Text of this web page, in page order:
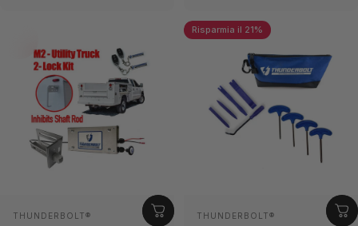
Fornitore:
THUNDERBOLT®
3.7
Risparmia il 21%
Fornitore:
THUNDERBOLT®